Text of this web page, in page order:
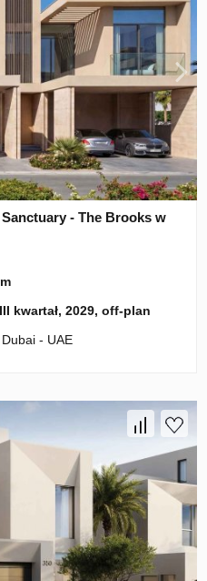
- The Brooks w
III kwartał, 2029, off-plan
- UAE